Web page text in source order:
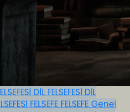
DİL FELSEFESİ DİL
FELSEFE FELSEFE Genel